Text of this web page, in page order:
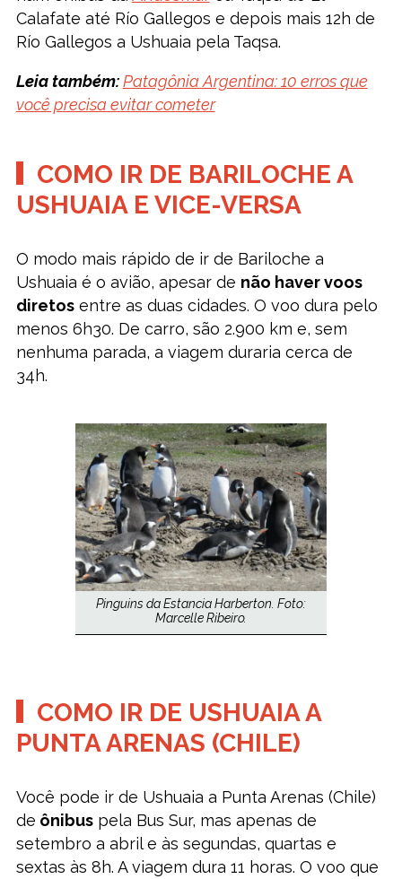
Calafate até Río Gallegos e depois mais 12h de
Río Gallegos a Ushuaia pela Taqsa.
Leia também: Patagônia Argentina: 10 erros que
você precisa evitar cometer
COMO IR DE BARILOCHE A
USHUAIA E VICE-VERSA
O modo mais rápido de ir de Bariloche a
Ushuaia é o avião, apesar de não haver voos
diretosentre as duas cidades. O voo dura pelo
menos 6h30. De carro, são 2.900 km e, sem
nenhuma parada, a viagem duraria cerca de
34h.
Pinguins da Estancia Harberton. Foto:
Marcelle Ribeiro.
COMO IR DE USHUAIA A
PUNTA ARENAS (CHILE)
Você pode ir de Ushuaia a Punta Arenas (Chile)
de ônibuspela Bus Sur, mas apenas de
setembro a abril e às segundas, quartas e
sextas às 8h. A viagem dura 11 horas. O voo que